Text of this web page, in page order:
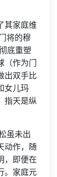
其家庭维
将的穆
底重塑
作为门
出双手比
女儿玛
指天是纵
虽未出
动作，随
，即便在
。家庭元